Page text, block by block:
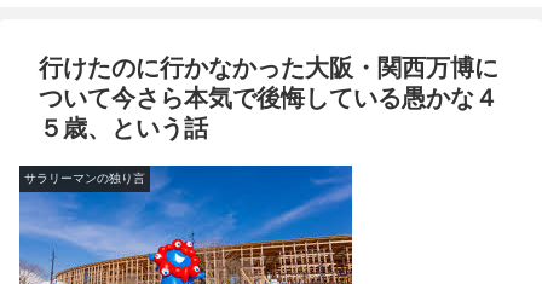
行けたのに行かなかった大阪・関西万博に
ついて今さら本気で後悔している愚かな４
５歳、という話
サラリーマンの独り言